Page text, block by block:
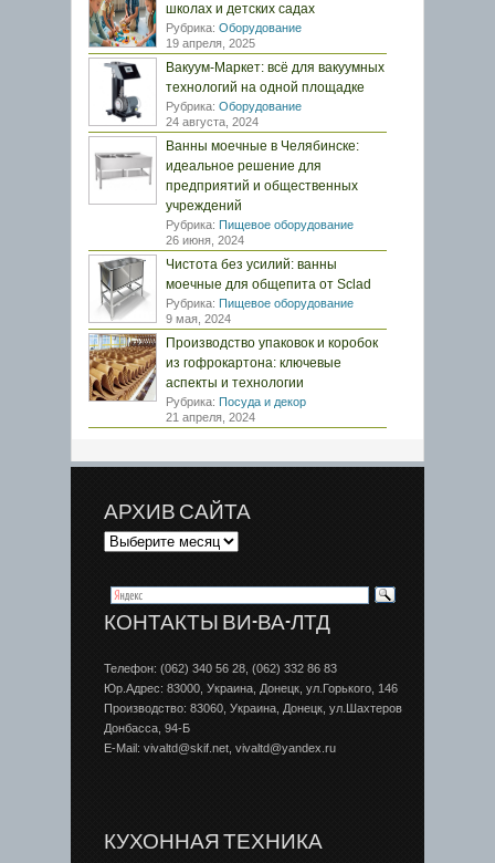
школах и детских садах
Рубрика: Оборудование
19 апреля, 2025
Вакуум-Маркет: всё для вакуумных
технологий на одной площадке
Рубрика: Оборудование
24 августа, 2024
Ванны моечные в Челябинске:
идеальное решение для
предприятий и общественных
учреждений
Рубрика: Пищевое оборудование
26 июня, 2024
Чистота без усилий: ванны
моечные для общепита от Sclad
Рубрика: Пищевое оборудование
9 мая, 2024
Производство упаковок и коробок
из гофрокартона: ключевые
аспекты и технологии
Рубрика: Посуда и декор
21 апреля, 2024
АРХИВ САЙТА
КОНТАКТЫ ВИ-ВА-ЛТД
Телефон: (062) 340 56 28, (062) 332 86 83
Юр.Адрес: 83000, Украина, Донецк, ул.Горького, 146
Производство: 83060, Украина, Донецк, ул.Шахтеров
Донбаcса, 94-Б
E-Mail: vivaltd@skif.net, vivaltd@yandex.ru
КУХОННАЯ ТЕХНИКА